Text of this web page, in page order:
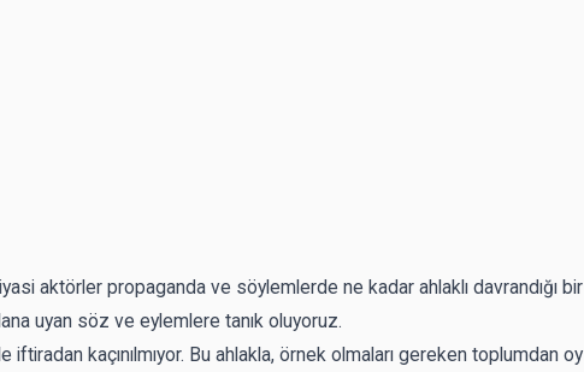
aktörler propaganda ve söylemlerde ne kadar ahlaklı davrandığı bir
uyan söz ve eylemlere tanık oluyoruz.
iftiradan kaçınılmıyor. Bu ahlakla, örnek olmaları gereken toplumdan oy